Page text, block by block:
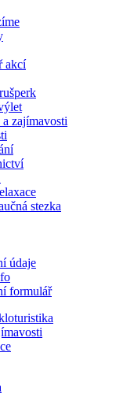
akcí
zajímavosti
stezka
údaje
formulář